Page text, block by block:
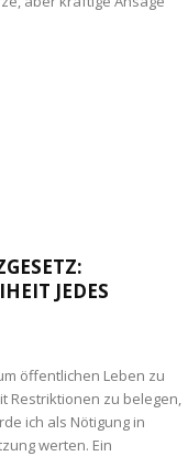
JEDES
öffentlichen Leben zu
Restriktionen zu belegen,
ich als Nötigung in
werten. Ein